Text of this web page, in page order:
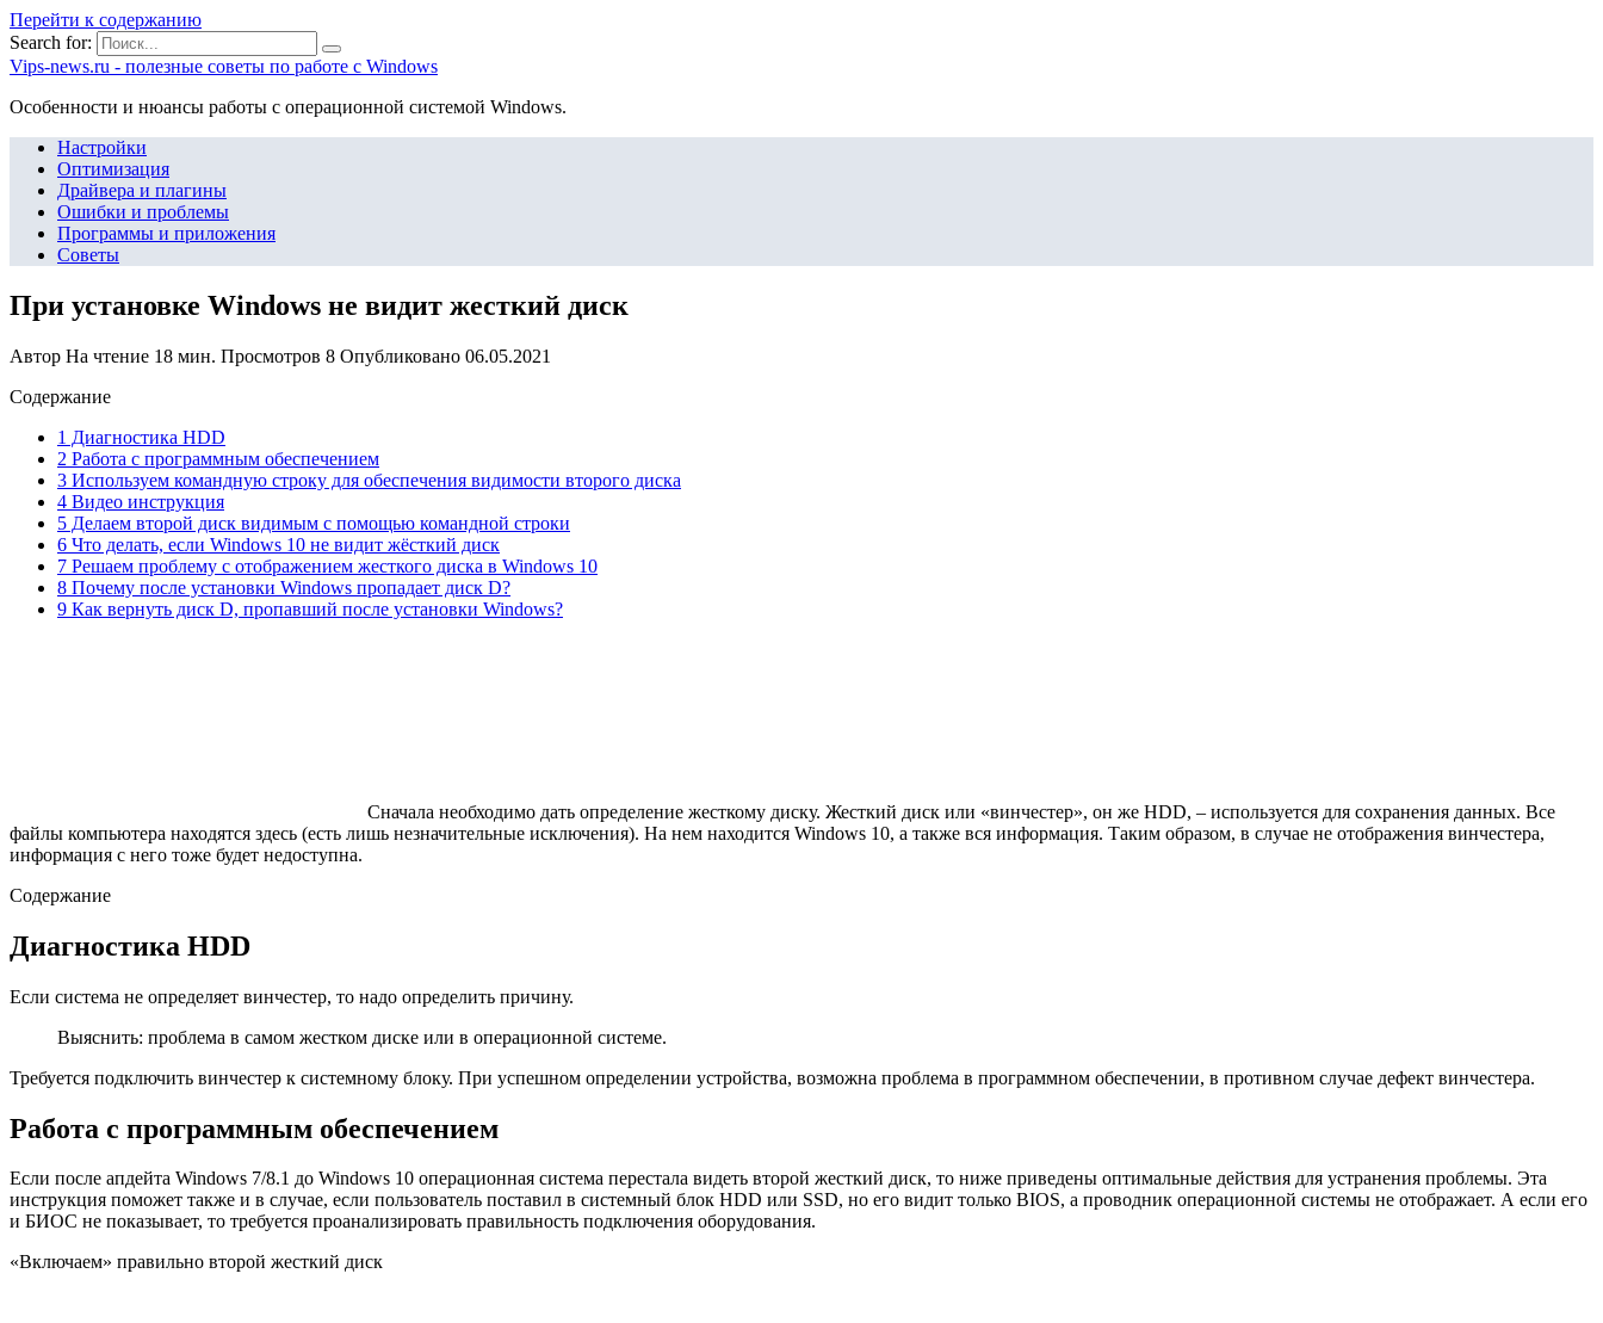
Перейти к содержанию
Search for:
Vips-news.ru - полезные советы по работе с Windows
Особенности и нюансы работы с операционной системой Windows.
Настройки
Оптимизация
Драйвера и плагины
Ошибки и проблемы
Программы и приложения
Советы
При установке Windows не видит жесткий диск
Автор На чтение 18 мин. Просмотров 8 Опубликовано 06.05.2021
Содержание
1 Диагностика HDD
2 Работа с программным обеспечением
3 Используем командную строку для обеспечения видимости второго диска
4 Видео инструкция
5 Делаем второй диск видимым с помощью командной строки
6 Что делать, если Windows 10 не видит жёсткий диск
7 Решаем проблему с отображением жесткого диска в Windows 10
8 Почему после установки Windows пропадает диск D?
9 Как вернуть диск D, пропавший после установки Windows?
Сначала необходимо дать определение жесткому диску. Жесткий диск или «винчестер», он же HDD, – используется для сохранения данных. Все
файлы компьютера находятся здесь (есть лишь незначительные исключения). На нем находится Windows 10, а также вся информация. Таким образом, в случае не отображения винчестера,
информация с него тоже будет недоступна.
Содержание
Диагностика HDD
Если система не определяет винчестер, то надо определить причину.
Выяснить: проблема в самом жестком диске или в операционной системе.
Требуется подключить винчестер к системному блоку. При успешном определении устройства, возможна проблема в программном обеспечении, в противном случае дефект винчестера.
Работа с программным обеспечением
Если после апдейта Windows 7/8.1 до Windows 10 операционная система перестала видеть второй жесткий диск, то ниже приведены оптимальные действия для устранения проблемы. Эта
инструкция поможет также и в случае, если пользователь поставил в системный блок HDD или SSD, но его видит только BIOS, а проводник операционной системы не отображает. А если его
и БИОС не показывает, то требуется проанализировать правильность подключения оборудования.
«Включаем» правильно второй жесткий диск